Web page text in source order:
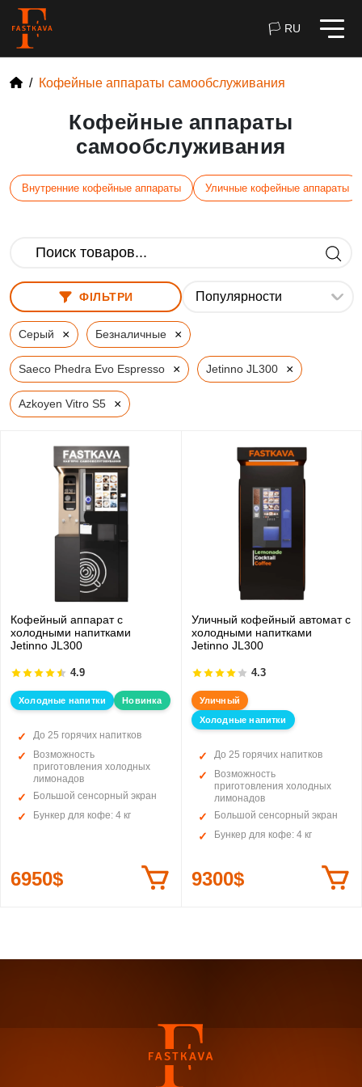
🏳 RU
Кофейные аппараты самообслуживания
Кофейные аппараты
самообслуживания
Внутренние кофейные аппараты Уличные кофейные аппараты
ФІЛЬТРИ
Серый × Безналичные ×
Saeco Phedra Evo Espresso × Jetinno JL300 ×
Azkoyen Vitro S5 ×
Кофейный аппарат с
холодными напитками
Jetinno JL300
4.9
Холодные напитки Новинка
До 25 горячих напитков
Возможность
приготовления холодных
лимонадов
Большой сенсорный экран
Бункер для кофе: 4 кг
6950$
Уличный кофейный автомат с
холодными напитками
Jetinno JL300
4.3
Уличный
Холодные напитки
До 25 горячих напитков
Возможность
приготовления холодных
лимонадов
Большой сенсорный экран
Бункер для кофе: 4 кг
9300$